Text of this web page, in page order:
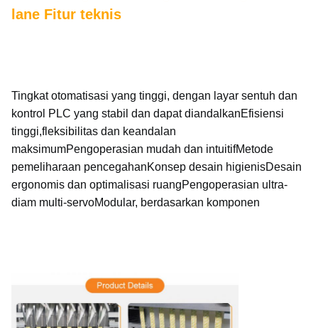
lane Fitur teknis
Tingkat otomatisasi yang tinggi, dengan layar sentuh dan
kontrol PLC yang stabil dan dapat diandalkanEfisiensi
tinggi,fleksibilitas dan keandalan
maksimumPengoperasian mudah dan intuitifMetode
pemeliharaan pencegahanKonsep desain higienisDesain
ergonomis dan optimalisasi ruangPengoperasian ultra-
diam multi-servoModular, berdasarkan komponen